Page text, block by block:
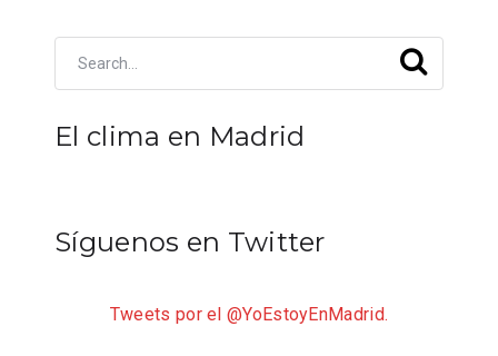
El clima en Madrid
Síguenos en Twitter
Tweets por el @YoEstoyEnMadrid.